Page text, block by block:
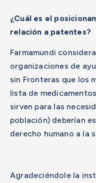
¿Cuál es el
relación a patentes?
Farmamundi
organizaciones de
sin Fronteras que los
lista de
sirven para las
población) deberían
derecho humano a la
Agradeciéndole la